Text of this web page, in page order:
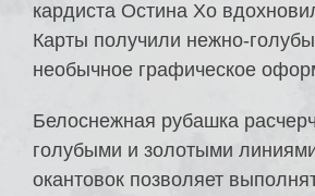
кардиста Остина Хо
Карты получили нежно-
необычное графическое
Белоснежная рубашка
голубыми и золотыми
окантовок позволяет